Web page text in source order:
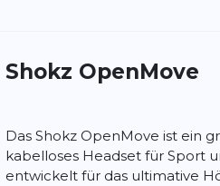
Shokz OpenMove
Das Shokz OpenMove ist ein
kabelloses Headset für Sport
entwickelt für das ultimative